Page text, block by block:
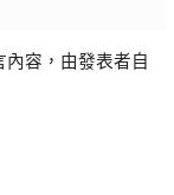
容，由發表者自